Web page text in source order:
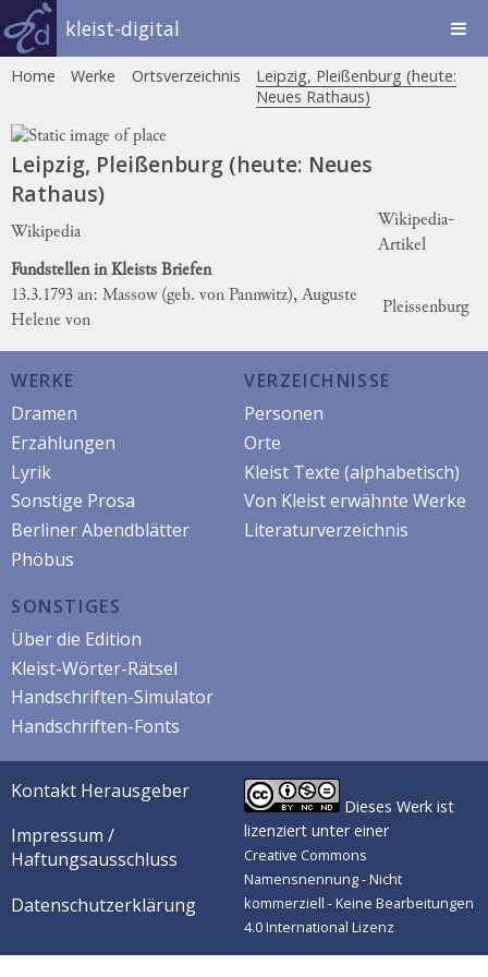
kleist-digital
Home Werke Ortsverzeichnis
Leipzig, Pleißenburg (heute:
Neues Rathaus)
Leipzig, Pleißenburg (heute: Neues
Rathaus)
Wikipedia
Wikipedia-
Artikel
Fundstellen in Kleists Briefen
13.3.1793 an: Massow (geb. von Pannwitz), Auguste
Helene von
Pleissenburg
WERKE
Dramen
Erzählungen
Lyrik
Sonstige Prosa
Berliner Abendblätter
Phöbus
VERZEICHNISSE
Personen
Orte
Kleist Texte (alphabetisch)
Von Kleist erwähnte Werke
Literaturverzeichnis
SONSTIGES
Über die Edition
Kleist-Wörter-Rätsel
Handschriften-Simulator
Handschriften-Fonts
Kontakt Herausgeber
Impressum /
Haftungsausschluss
Datenschutzerklärung
Dieses Werk ist
lizenziert unter einer
Creative Commons
Namensnennung - Nicht
kommerziell - Keine Bearbeitungen
4.0 International Lizenz